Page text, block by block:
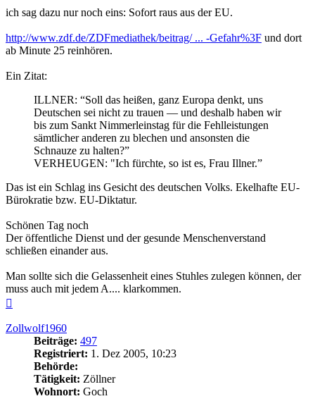
ich sag dazu nur noch eins: Sofort raus aus der EU.
http://www.zdf.de/ZDFmediathek/beitrag/ ... -Gefahr%3F und dort
ab Minute 25 reinhören.
Ein Zitat:
ILLNER: “Soll das heißen, ganz Europa denkt, uns
Deutschen sei nicht zu trauen — und deshalb haben wir
bis zum Sankt Nimmerleinstag für die Fehlleistungen
sämtlicher anderen zu blechen und ansonsten die
Schnauze zu halten?”
VERHEUGEN: "Ich fürchte, so ist es, Frau Illner.”
Das ist ein Schlag ins Gesicht des deutschen Volks. Ekelhafte EU-
Bürokratie bzw. EU-Diktatur.
Schönen Tag noch
Der öffentliche Dienst und der gesunde Menschenverstand
schließen einander aus.
Man sollte sich die Gelassenheit eines Stuhles zulegen können, der
muss auch mit jedem A.... klarkommen.
Zollwolf1960
Beiträge: 497
Registriert: 1. Dez 2005, 10:23
Behörde:
Tätigkeit: Zöllner
Wohnort: Goch